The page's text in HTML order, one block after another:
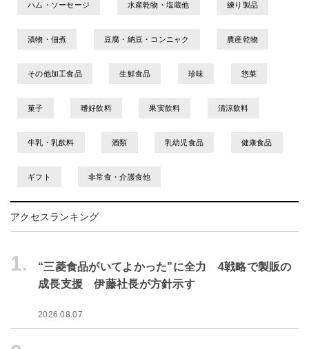
ハム・ソーセージ 水産乾物・塩蔵他 練り製品
漬物・佃煮 豆腐・納豆・コンニャク 農産乾物
その他加工食品 生鮮食品 珍味 惣菜
菓子 嗜好飲料 果実飲料 清涼飲料
牛乳・乳飲料 酒類 乳幼児食品 健康食品
ギフト 非常食・介護食他
アクセスランキング
1.
“三菱食品がいてよかった”に全力 4戦略で製販の
成長支援 伊藤社長が方針示す
2026.08.07